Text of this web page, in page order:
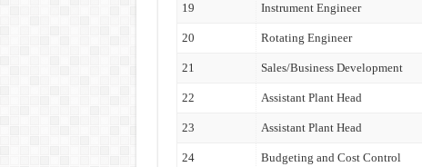
19 Instrument Engineer
20 Rotating Engineer
21 Sales/Business Development
22 Assistant Plant Head
23 Assistant Plant Head
24 Budgeting and Cost Control